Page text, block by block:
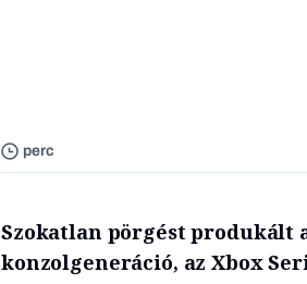
perc
Szokatlan pörgést produkált
konzolgeneráció, az Xbox